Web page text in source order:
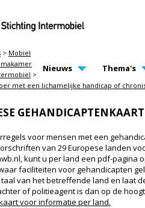
INTERMOBIEL
MAIN PAGE
Nieuws Thema's
> Mobiel
>
met een lichamelijke handicap of
GEHANDICAPTENKAART
voor mensen met een
van 29 Europese landen
kunt u per land een pdf-pagina
faciliteiten voor gehandicapten
van het betreffende land en laat
of politieagent is dan op de
voor informatie per land.